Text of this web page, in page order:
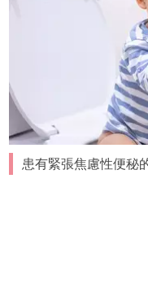
患有緊張焦慮性便秘